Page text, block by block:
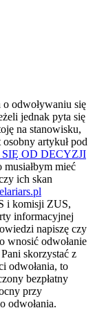
o odwoływaniu się
jednak pyta się
na stanowisku,
osobny artykuł pod
OD DECYZJI
musiałbym mieć
ich skan
i komisji ZUS,
informacyjnej
napiszę czy
wnosić odwołanie
skorzystać z
odwołania, to
bezpłatny
przy
odwołania.